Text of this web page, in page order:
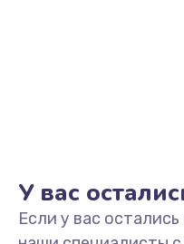
У вас
Если у вас